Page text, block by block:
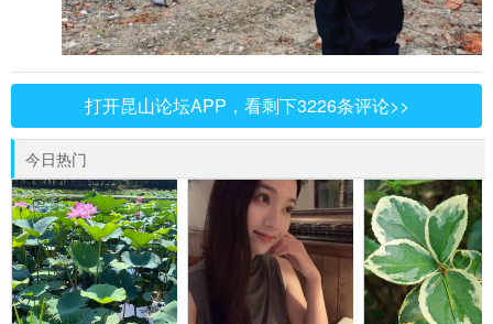
打开昆山论坛APP，看剩下3226条评论>>
今日热门